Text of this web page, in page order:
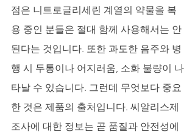
점은 니트로글리세린 계열의 약물을 복
용 중인 분들은 절대 함께 사용해서는 안
된다는 것입니다. 또한 과도한 음주와 병
행 시 두통이나 어지러움, 소화 불량이 나
타날 수 있습니다. 그런데 무엇보다 중요
한 것은 제품의 출처입니다. 씨알리스제
조사에 대한 정보는 곧 품질과 안전성에